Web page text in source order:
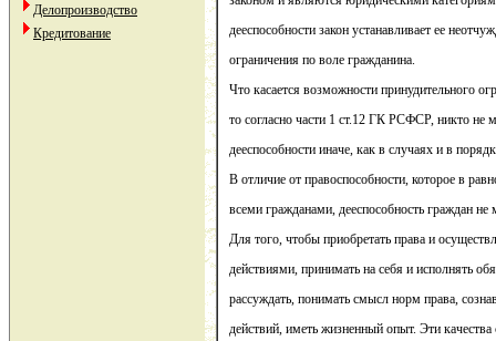
Делопроизводство
Кредитование
дееспособности закон устанавливает ее
ограничения по воле гражданина.
Что касается возможности принудительного
то согласно части 1 ст.12 ГК РСФСР, никто не
дееспособности иначе, как в случаях и в
В отличие от правоспособности, которое в
всеми гражданами, дееспособность граждан
Для того, чтобы приобретать права и
действиями, принимать на себя и исполнять
рассуждать, понимать смысл норм права,
действий, иметь жизненный опыт. Эти